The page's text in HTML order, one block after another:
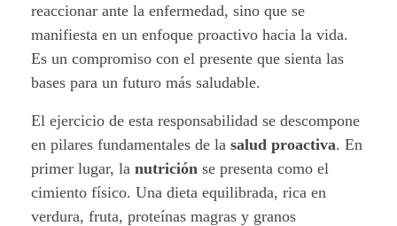
p
ì
t
u
l
o
reaccionar ante la enfermedad, sino que se
manifiesta en un enfoque proactivo hacia la vida.
Es un compromiso con el presente que sienta las
bases para un futuro más saludable.
El ejercicio de esta responsabilidad se descompone
en pilares fundamentales de la salud proactiva. En
primer lugar, la nutrición se presenta como el
cimiento físico. Una dieta equilibrada, rica en
verdura, fruta, proteínas magras y granos